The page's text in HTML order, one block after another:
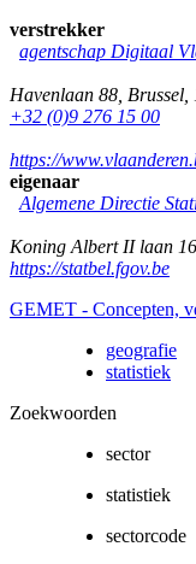
verstrekker
agentschap Digitaal
Havenlaan 88 Brussel
+32 (0)9 276 15 00
https://
eigenaar
Algemene Directie
Koning Albert II laan 16
https://statbel.fgov.be
GEMET - Concepten,
geografie
statistiek
Zoekwoorden
sector
statistiek
sectorcode